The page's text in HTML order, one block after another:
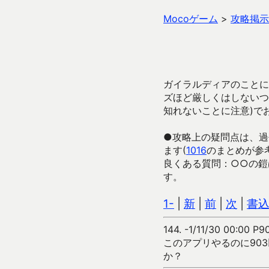
Mocoゲーム > 攻略掲
ガイラルディアのこと
ズほど厳しくはしない
知れないことに注意)で
●攻略上の疑問点は、
ます(1016のまとめが参
良くある質問：○○の鎧
す。
1- 新 前 次 書込
144. -1/11/30 00:00
このアプリやるのに
か？